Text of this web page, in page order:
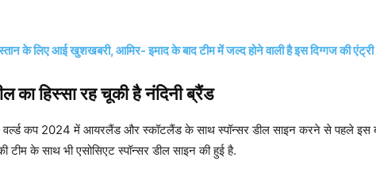
के लिए आई खुशखबरी, आमिर- इमाद के बाद टीम में जल्द होने वाली है इस दिग्गज की एंट्री
का हिस्सा रह चूकी है नंदिनी ब्रैंड
वर्ल्ड कप 2024 में आयरलैंड और स्कॉटलैंड के साथ स्पॉन्सर डील साइन करने से पहले इस
टीम के साथ भी एसोसिएट स्पॉन्सर डील साइन की हुई है.